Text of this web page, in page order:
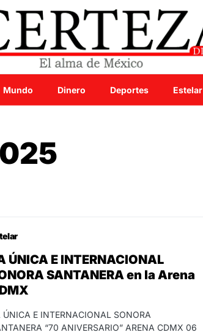
Mundo Dinero Deportes Estelar
ÚNICA E INTERNACIONAL
SANTANERA en la Arena
ÚNICA E INTERNACIONAL SONORA
“70 ANIVERSARIO” ARENA CDMX 06